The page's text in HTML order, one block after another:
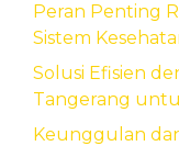
Peran Penting
Sistem
Solusi Efisien
Tangerang
Keunggulan